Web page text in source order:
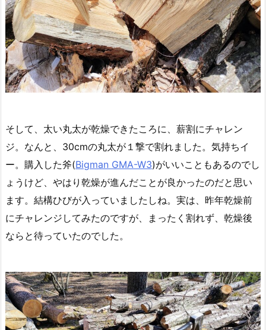
そして、太い丸太が乾燥できたころに、薪割にチャレン
ジ。なんと、30cmの丸太が１撃で割れました。気持ちイ
ー。購入した斧(Bigman GMA-W3)がいいこともあるのでし
ょうけど、やはり乾燥が進んだことが良かったのだと思い
ます。結構ひびが入っていましたしね。実は、昨年乾燥前
にチャレンジしてみたのですが、まったく割れず、乾燥後
ならと待っていたのでした。